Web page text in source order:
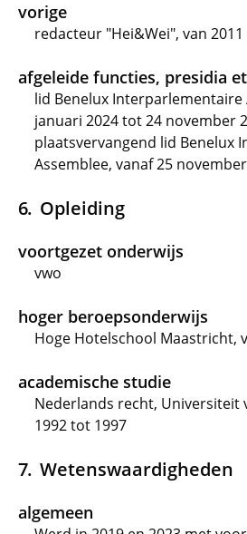
vorige
redacteur "Hei&Wei", van
afgeleide functies, presidia
lid Benelux Interparlementaire
januari 2024 tot 24 november
plaatsvervangend lid Benelux
Assemblee, vanaf 25
Opleiding
voortgezet onderwijs
vwo
hoger beroepsonderwijs
Hoge Hotelschool Maastricht,
academische studie
Nederlands recht, Universiteit
1992 tot 1997
Wetenswaardigheden
algemeen